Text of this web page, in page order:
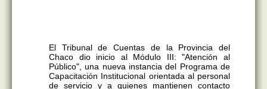
El Tribunal de Cuentas de la Provincia del
Chaco dio inicio al Módulo III: "Atención al
Público", una nueva instancia del Programa de
Capacitación Institucional orientada al personal
de servicio y a quienes mantienen contacto